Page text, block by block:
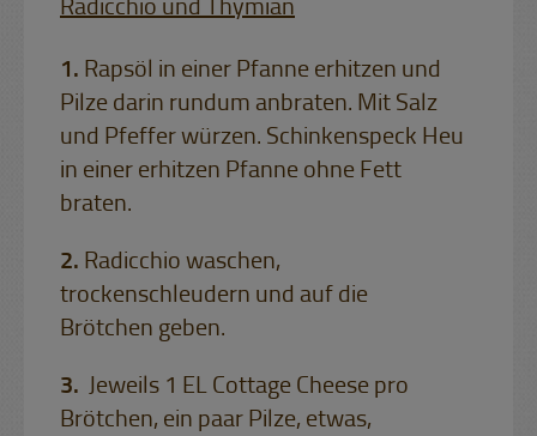
Radicchio und Thymian
Rapsöl in einer Pfanne erhitzen und
Pilze darin rundum anbraten. Mit Salz
und Pfeffer würzen. Schinkenspeck Heu
in einer erhitzen Pfanne ohne Fett
braten.
Radicchio waschen,
trockenschleudern und auf die
Brötchen geben.
Jeweils 1 EL Cottage Cheese pro
Brötchen, ein paar Pilze, etwas,